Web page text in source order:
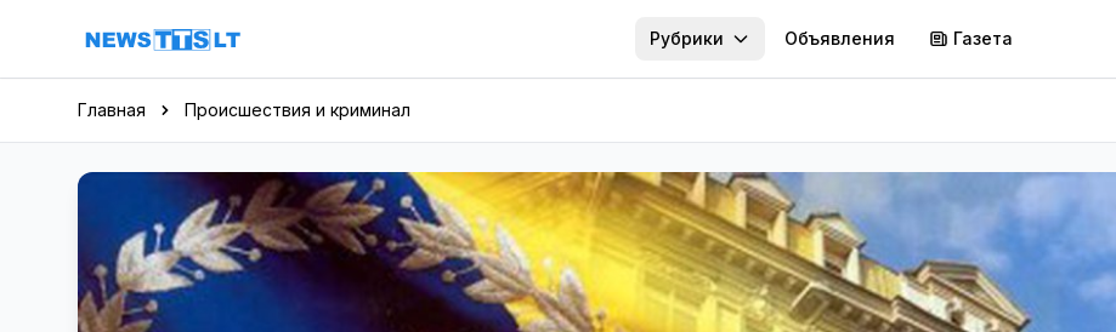
Перейти к содержимому
Рубрики Объявления Газета
Главная Происшествия и криминал